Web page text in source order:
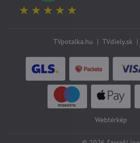
TVpotalka.hu | TVdiely.sk |
Webtérkép